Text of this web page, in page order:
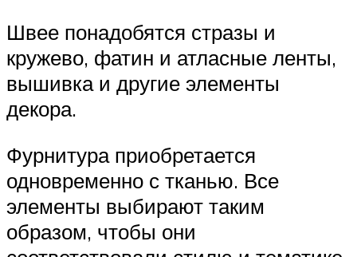
Швее понадобятся стразы и
кружево, фатин и атласные ленты,
вышивка и другие элементы
декора.
Фурнитура приобретается
одновременно с тканью. Все
элементы выбирают таким
образом, чтобы они